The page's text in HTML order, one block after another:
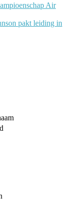
Air
pakt leiding in